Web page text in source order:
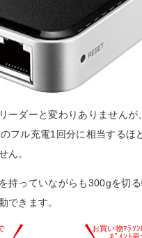
ーダーと変わりありません
フル充電1回分に相当する
ん。
持っていながらも300gを切
できます。